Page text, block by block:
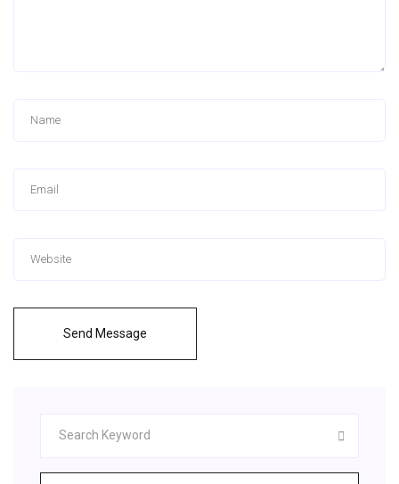
Send Message